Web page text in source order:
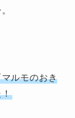
ルモのおき
！